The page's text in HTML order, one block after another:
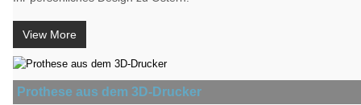
View More
Prothese aus dem 3D-Drucker